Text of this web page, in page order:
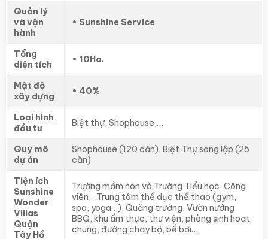
Quản lý
và vận
hành
• Sunshine Service
Tổng
diện tích
• 10Ha.
Mật độ
xây dựng
• 40%
Loại hình
đầu tư
Biệt thự, Shophouse,…
Quy mô
dự án
Shophouse (120 căn), Biệt Thự song lập (25
căn)
Tiện ích
Sunshine
Wonder
Villas
Quận
Tây Hồ
Trường mầm non và Trường Tiểu học, Công
viên , ,Trung tâm thể dục thể thao (gym,
spa, yoga…), Quảng trường, Vườn nướng
BBQ, khu ẩm thực, thư viện, phòng sinh hoạt
chung, đường chạy bộ, bể bơi…